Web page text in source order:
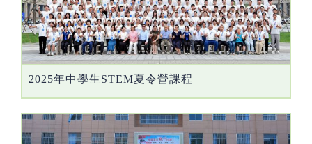
2025年中學生STEM夏令營課程